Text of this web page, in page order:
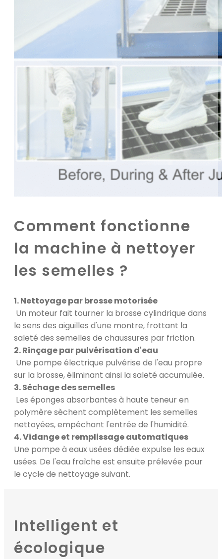
Comment fonctionne
la machine à nettoyer
les semelles ?
1. Nettoyage par brosse motorisée
Un moteur fait tourner la brosse cylindrique dans
le sens des aiguilles d'une montre, frottant la
saleté des semelles de chaussures par friction.
2. Rinçage par pulvérisation d'eau
Une pompe électrique pulvérise de l'eau propre
sur la brosse, éliminant ainsi la saleté accumulée.
3. Séchage des semelles
Les éponges absorbantes à haute teneur en
polymère sèchent complètement les semelles
nettoyées, empêchant l'entrée de l'humidité.
4. Vidange et remplissage automatiques
Une pompe à eaux usées dédiée expulse les eaux
usées. De l'eau fraîche est ensuite prélevée pour
le cycle de nettoyage suivant.
Intelligent et
écologique